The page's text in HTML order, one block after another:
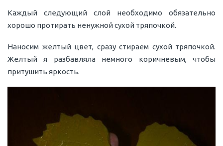
Каждый следующий слой необходимо обязательно
хорошо протирать ненужной сухой тряпочкой.
Наносим желтый цвет, сразу стираем сухой тряпочкой.
Желтый я разбавляла немного коричневым, чтобы
притушить яркость.